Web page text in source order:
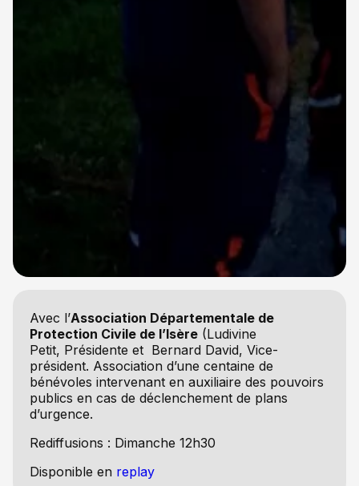
Avec l’Association Départementale de
Protection Civile de l’Isère(Ludivine
Petit, Présidente et Bernard David, Vice-
président. Association d’une centaine de
bénévoles intervenant en auxiliaire des pouvoirs
publics en cas de déclenchement de plans
d’urgence.
Rediffusions : Dimanche 12h30
Disponible en replay